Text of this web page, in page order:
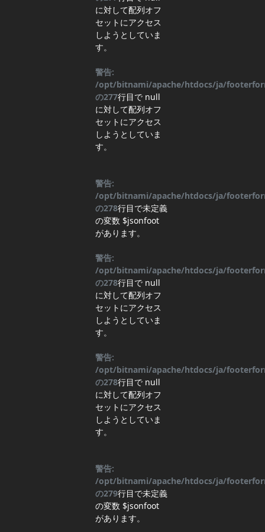
に対して配列オフ
セットにアクセス
しようとしていま
す。
警告:
/opt/bitnami/apache/htdocs/ja/
の277行目で null
に対して配列オフ
セットにアクセス
しようとしていま
す。
警告:
/opt/bitnami/apache/htdocs/ja/
の278行目で未定義
の変数 $jsonfoot
があります。
警告:
/opt/bitnami/apache/htdocs/ja/
の278行目で null
に対して配列オフ
セットにアクセス
しようとしていま
す。
警告:
/opt/bitnami/apache/htdocs/ja/
の278行目で null
に対して配列オフ
セットにアクセス
しようとしていま
す。
警告:
/opt/bitnami/apache/htdocs/ja/
の279行目で未定義
の変数 $jsonfoot
があります。